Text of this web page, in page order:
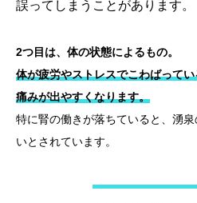
誤ってしまうことがあります。
2つ目は、体の状態によるもの。
体が疲労やストレスでこわばって
痛みが出やすくなります。
特に腎の働きが落ちていると、湧
いとされています。